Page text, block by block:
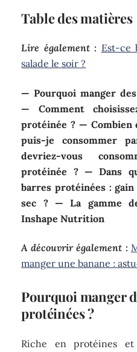
Table des matières
Lire également : Est-ce
salade le soir ?
— Pourquoi manger
— Comment
protéinée ? — Combien
puis-je consommer
devriez-vous
protéinée ? — Dans
barres protéinées :
sec ? — La gamme
Inshape Nutrition
A découvrir également :
manger une banane :
Pourquoi manger
protéinées ?
Riche en protéines